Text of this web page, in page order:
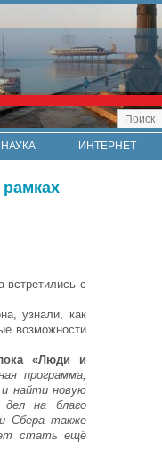
НАУКА ИНТЕРНЕТ
встретились с
узнали, как
возможности
«Люди и
программа,
и найти новую
на благо
Сбера также
стать ещё